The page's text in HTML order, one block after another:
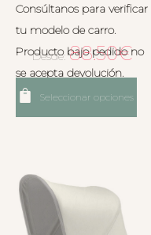
Consúltanos para verificar
tu modelo de carro.
Producto bajo pedido no
se acepta devolución.
Desde:88.50€
Seleccionar opciones